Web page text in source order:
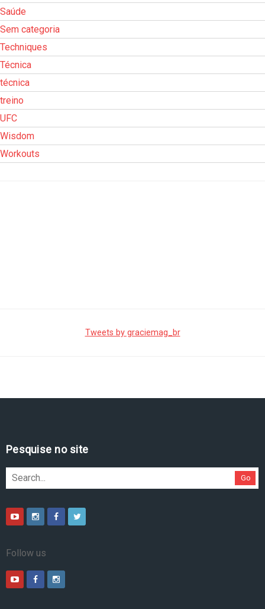
Saúde
Sem categoria
Techniques
Técnica
técnica
treino
UFC
Wisdom
Workouts
Tweets by graciemag_br
Pesquise no site
Go
Follow us